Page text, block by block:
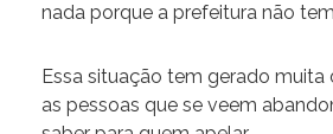
nada porque a prefeitura não
Essa situação tem gerado muita
as pessoas que se veem